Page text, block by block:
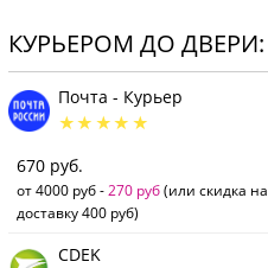
КУРЬЕРОМ ДО ДВЕРИ:
Почта - Курьер
670 руб.
от 4000 руб - 270 руб(или скидка на
доставку 400 руб)
CDEK